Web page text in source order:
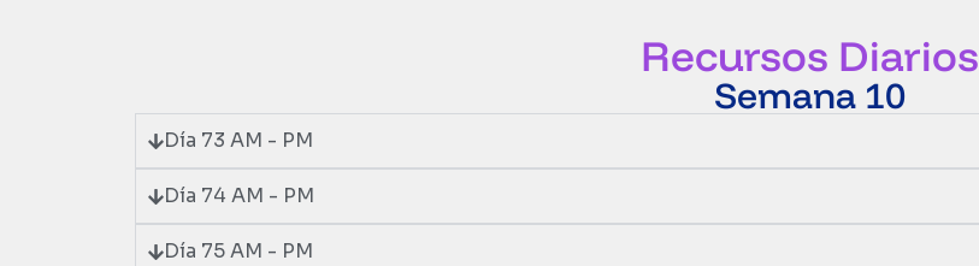
Recursos Diarios
Semana 10
Día 73 AM - PM
Día 74 AM - PM
Día 75 AM - PM